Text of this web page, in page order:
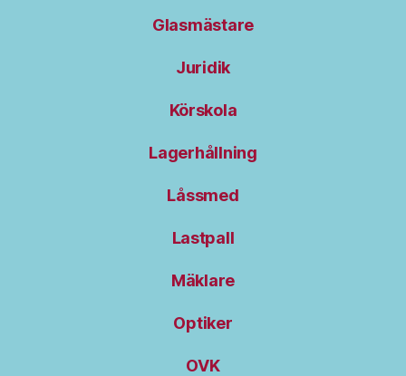
Glasmästare
Juridik
Körskola
Lagerhållning
Låssmed
Lastpall
Mäklare
Optiker
OVK